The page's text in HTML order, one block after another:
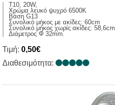
T10, 20W,
Χρώμα λευκό ψυχρό 6500K
Βάση G13
Συνολικό μήκος με ακίδες: 60cm
Συνολικό μήκος χωρίς ακίδες: 58,6cm
Διάμετρος Φ 32mm.
Τιμή: 0,50€
Διαθεσιμότητα: